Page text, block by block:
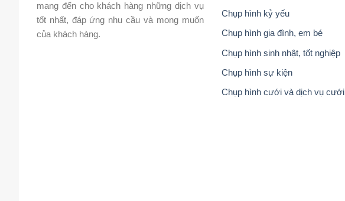
mang đến cho khách hàng những dịch vụ
tốt nhất, đáp ứng nhu cầu và mong muốn
của khách hàng.
Chụp hình kỷ yếu
Chụp hình gia đình, em bé
Chụp hình sinh nhật, tốt nghiệp
Chụp hình sự kiện
Chụp hình cưới và dịch vụ cưới